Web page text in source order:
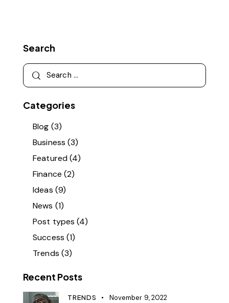
Search
Categories
Blog (3)
Business (3)
Featured(4)
Finance (2)
Ideas (9)
News (1)
Post types (4)
Success (1)
Trends (3)
Recent Posts
TRENDS November 9, 2022